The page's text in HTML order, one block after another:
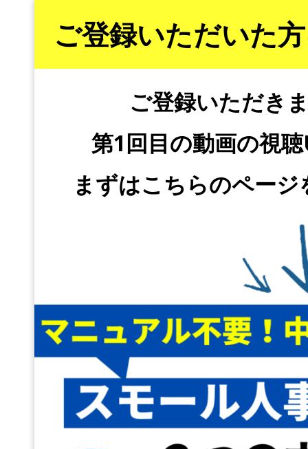
ご登録いただいた
ご登録いただき
第1回目の動画の視
まずはこちらのペー